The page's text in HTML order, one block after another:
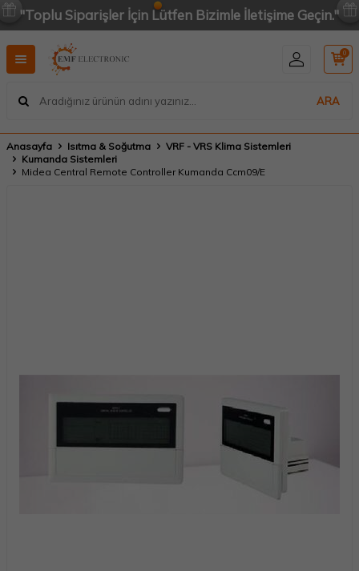
"Toplu Siparişler İçin Lütfen Bizimle İletişime Geçin."
ARA
0
Anasayfa Isıtma & Soğutma
VRF - VRS Klima Sistemleri
Kumanda Sistemleri
Midea Central Remote Controller Kumanda Ccm09/E